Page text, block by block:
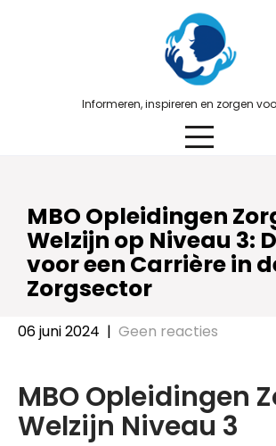
Informeren, inspireren en zorgen
MBO Opleidingen
Welzijn op Niveau 3:
voor een Carrière in
Zorgsector
06 juni 2024 | Geen reacties
MBO Opleidingen
Welzijn Niveau 3